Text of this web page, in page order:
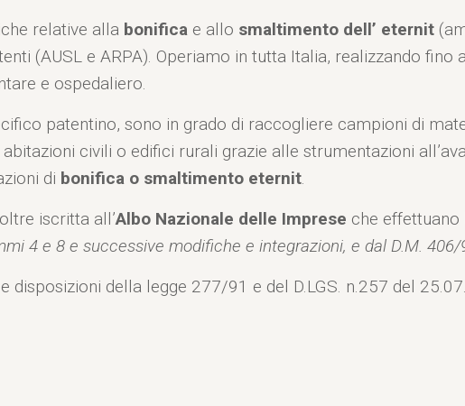
relative alla bonifica e allo smaltimento dell’ eternit
(AUSL e ARPA). Operiamo in tutta Italia, realizzando fino
e ospedaliero.
patentino, sono in grado di raccogliere campioni di
civili o edifici rurali grazie alle strumentazioni
di bonifica o smaltimento eternit.
iscritta all’Albo Nazionale delle Imprese che effettuano
4 e 8 e successive modifiche e integrazioni, e dal D.M.
della legge 277/91 e del D.LGS. n.257 del